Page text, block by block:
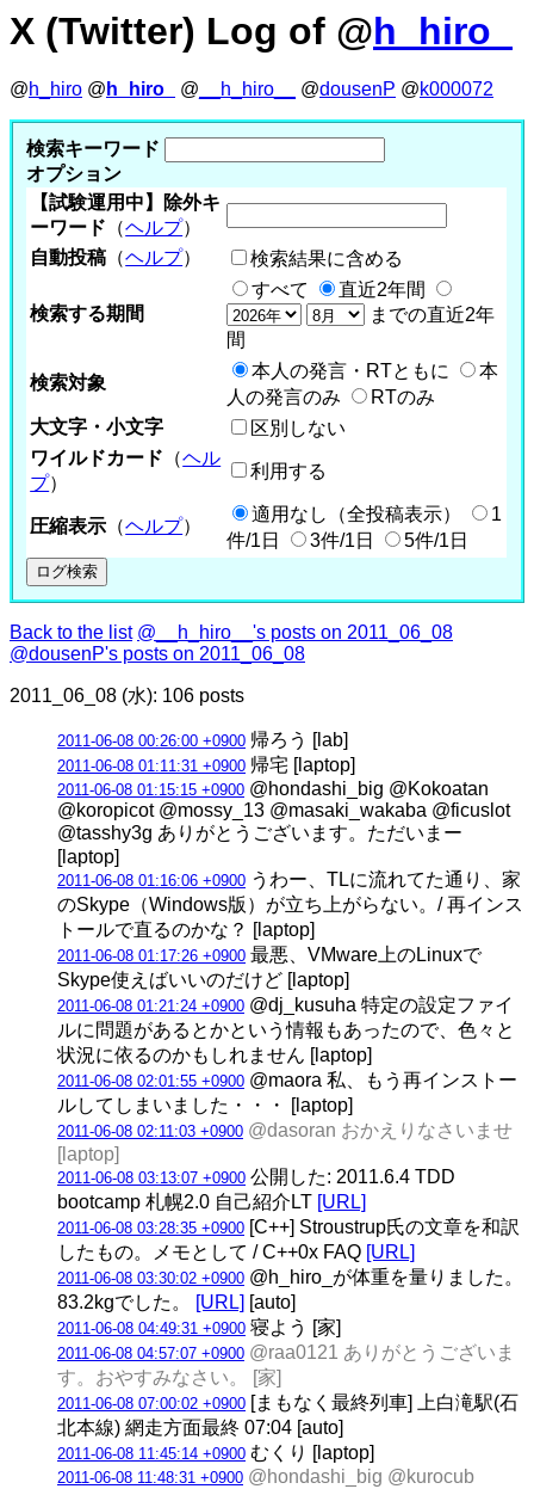
X (Twitter) Log of @h_hiro_
@h_hiro @ h_hiro_ @ __h_hiro__ @dousenP @k000072
検索キーワード
オプション
【試験運用中】除外キ
ーワード （ヘルプ）
自動投稿 （ヘルプ） 検索結果に含める
検索する期間
すべて
直近2年間
までの直近2年
間
検索対象
本人の発言・RTともに
本
人の発言のみ
RTのみ
大文字・小文字
区別しない
ワイルドカード （ヘル
プ）
利用する
圧縮表示 （ヘルプ）
適用なし（全投稿表示）
1
件/1日
3件/1日 5件/1日
Back to the list @__h_hiro__'s posts on 2011_06_08
@dousenP's posts on 2011_06_08
2011_06_08 (水): 106 posts
2011-06-08 00:26:00 +0900 帰ろう [lab]
2011-06-08 01:11:31 +0900 帰宅 [laptop]
2011-06-08 01:15:15 +0900 @hondashi_big @Kokoatan
@koropicot @mossy_13 @masaki_wakaba @ficuslot
@tasshy3g ありがとうございます。ただいまー
[laptop]
2011-06-08 01:16:06 +0900 うわー、TLに流れてた通り、家
のSkype（Windows版）が立ち上がらない。/ 再インス
トールで直るのかな？ [laptop]
2011-06-08 01:17:26 +0900 最悪、VMware上のLinuxで
Skype使えばいいのだけど [laptop]
2011-06-08 01:21:24 +0900 @dj_kusuha 特定の設定ファイ
ルに問題があるとかという情報もあったので、色々と
状況に依るのかもしれません [laptop]
2011-06-08 02:01:55 +0900 @maora 私、もう再インストー
ルしてしまいました・・・ [laptop]
2011-06-08 02:11:03 +0900 @dasoran おかえりなさいませ
[laptop]
2011-06-08 03:13:07 +0900 公開した: 2011.6.4 TDD
bootcamp 札幌2.0 自己紹介LT [URL]
2011-06-08 03:28:35 +0900 [C++] Stroustrup氏の文章を和訳
したもの。メモとして / C++0x FAQ [URL]
2011-06-08 03:30:02 +0900 @h_hiro_が体重を量りました。
83.2kgでした。
[URL] [auto]
2011-06-08 04:49:31 +0900 寝よう [家]
2011-06-08 04:57:07 +0900 @raa0121 ありがとうございま
す。おやすみなさい。 [家]
2011-06-08 07:00:02 +0900 [まもなく最終列車] 上白滝駅(石
北本線) 網走方面最終 07:04 [auto]
2011-06-08 11:45:14 +0900 むくり [laptop]
2011-06-08 11:48:31 +0900 @hondashi_big @kurocub